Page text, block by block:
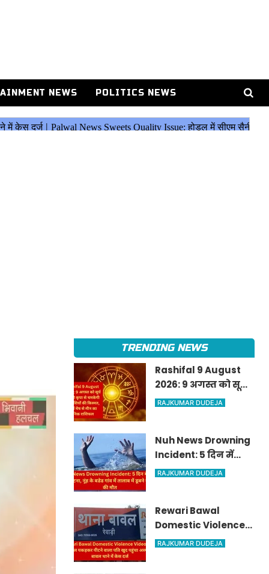
NEWS POLITICS NEWS
TRENDING NEWS
Rashifal 9 August
2026: 9 अगस्त को सूर्य
देव की कृपा से चमकेगी
दैनिक राशिफल
RAJKUMAR DUDEJA
Nuh News Drowning
Incident: 5 दिन में
दूसरी बड़ी घटना, नूंह के
RAJKUMAR DUDEJA
Rewari Bawal
Domestic Violence
Video: पत्नी को बाल
RAJKUMAR DUDEJA